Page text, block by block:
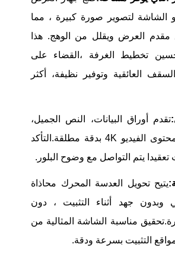
الشاشة لتصوير صورة كبيرة ، مما
العرض ويقلل من الوهج. هذا
تخطيط الغرفة ،القضاء على
العائقية وتوفير نظيفة، أكثر
تقدم أوراق البيانات، النص الجميل،
التصاميم المعقدة، ومحتوى الفيديو 4K بدقة مطلقة.التأكد
يتم التواصل مع وضوح البلور.
يتيح تحويل العدسة المحرك محاذاة
وبدون جهد أثناء التثبيت ، دون
مناسبة الشاشة المثالية من
التثبيت بسرعة ودقة.